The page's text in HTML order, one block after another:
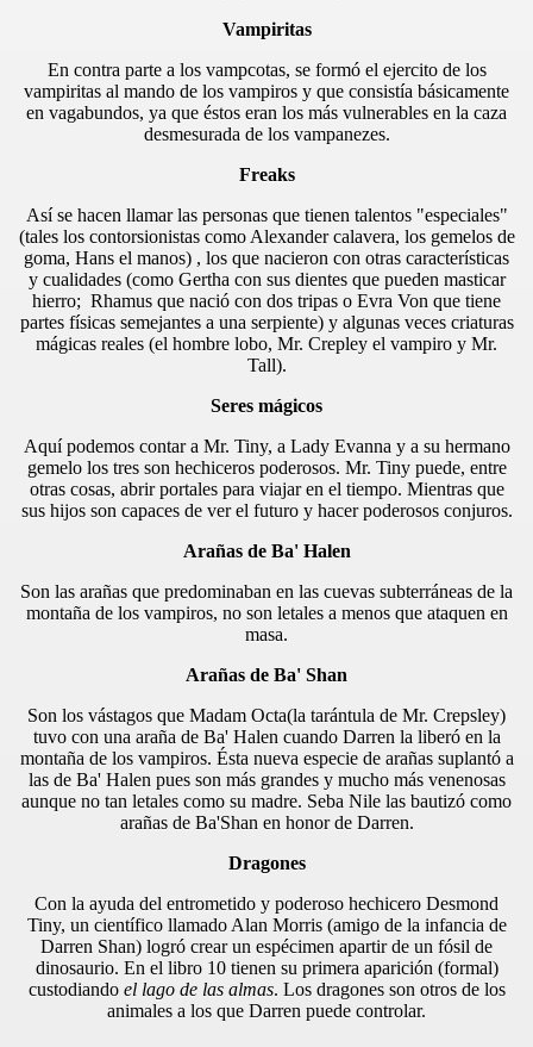
Vampiritas
En contra parte a los vampcotas, se formó el ejercito de los
vampiritas al mando de los vampiros y que consistía básicamente
en vagabundos, ya que éstos eran los más vulnerables en la caza
desmesurada de los vampanezes.
Freaks
Así se hacen llamar las personas que tienen talentos "especiales"
(tales los contorsionistas como Alexander calavera, los gemelos de
goma, Hans el manos) , los que nacieron con otras características
y cualidades (como Gertha con sus dientes que pueden masticar
hierro; Rhamus que nació con dos tripas o Evra Von que tiene
partes físicas semejantes a una serpiente) y algunas veces criaturas
mágicas reales (el hombre lobo, Mr. Crepley el vampiro y Mr.
Tall).
Seres mágicos
Aquí podemos contar a Mr. Tiny, a Lady Evanna y a su hermano
gemelo los tres son hechiceros poderosos. Mr. Tiny puede, entre
otras cosas, abrir portales para viajar en el tiempo. Mientras que
sus hijos son capaces de ver el futuro y hacer poderosos conjuros.
Arañas de Ba' Halen
Son las arañas que predominaban en las cuevas subterráneas de la
montaña de los vampiros, no son letales a menos que ataquen en
masa.
Arañas de Ba' Shan
Son los vástagos que Madam Octa(la tarántula de Mr. Crepsley)
tuvo con una araña de Ba' Halen cuando Darren la liberó en la
montaña de los vampiros. Ésta nueva especie de arañas suplantó a
las de Ba' Halen pues son más grandes y mucho más venenosas
aunque no tan letales como su madre. Seba Nile las bautizó como
arañas de Ba'Shan en honor de Darren.
Dragones
Con la ayuda del entrometido y poderoso hechicero Desmond
Tiny, un científico llamado Alan Morris (amigo de la infancia de
Darren Shan) logró crear un espécimen apartir de un fósil de
dinosaurio. En el libro 10 tienen su primera aparición (formal)
custodiando el lago de las almas. Los dragones son otros de los
animales a los que Darren puede controlar.